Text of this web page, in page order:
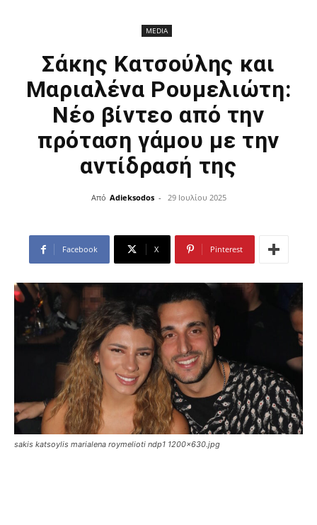
MEDIA
Σάκης Κατσούλης και
Μαριαλένα Ρουμελιώτη:
Νέο βίντεο από την
πρόταση γάμου με την
αντίδρασή της
Από Adieksodos - 29 Ιουλίου 2025
Facebook X Pinterest
sakis katsoylis marialena roymelioti ndp1 1200x630.jpg